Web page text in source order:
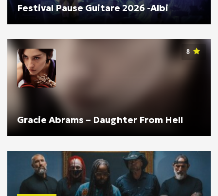
Festival Pause Guitare 2026 -Albi
8
Gracie Abrams – Daughter From Hell